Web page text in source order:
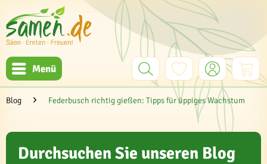
Menü
Blog Federbusch richtig gießen: Tipps für üppiges Wachstum
Durchsuchen Sie unseren Blog